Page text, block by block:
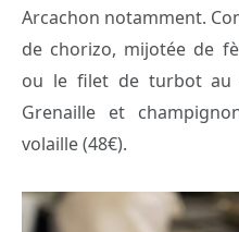
Arcachon notamment.
de chorizo, mijotée de
ou le filet de turbot au
Grenaille et
volaille (48€).